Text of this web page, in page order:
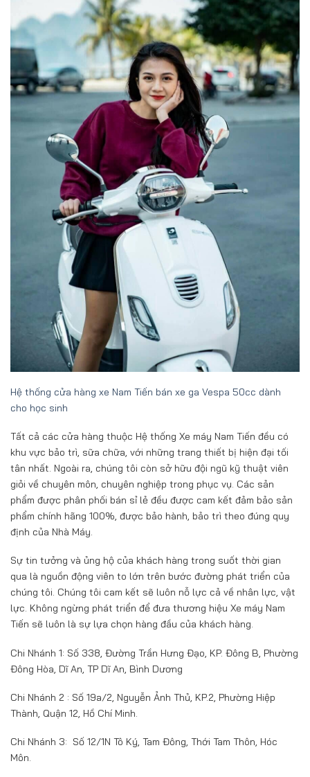
Hệ thống cửa hàng xe Nam Tiến bán xe ga Vespa 50cc dành
cho học sinh
Tất cả các cửa hàng thuộc Hệ thống Xe máy Nam Tiến đều có
khu vực bảo trì, sữa chữa, với những trang thiết bị hiện đại tối
tân nhất. Ngoài ra, chúng tôi còn sở hữu đội ngũ kỹ thuật viên
giỏi về chuyên môn, chuyên nghiệp trong phục vụ. Các sản
phẩm được phân phối bán sỉ lẻ đều được cam kết đảm bảo sản
phẩm chính hãng 100%, được bảo hành, bảo trì theo đúng quy
định của Nhà Máy.
Sự tin tưởng và ủng hộ của khách hàng trong suốt thời gian
qua là nguồn động viên to lớn trên bước đường phát triển của
chúng tôi. Chúng tôi cam kết sẽ luôn nỗ lực cả về nhân lực, vật
lực. Không ngừng phát triển để đưa thương hiệu Xe máy Nam
Tiến sẽ luôn là sự lựa chọn hàng đầu của khách hàng.
Chi Nhánh 1: Số 338, Đường Trần Hưng Đạo, KP. Đông B, Phường
Đông Hòa, Dĩ An, TP Dĩ An, Bình Dương
Chi Nhánh 2 : Số 19a/2, Nguyễn Ảnh Thủ, KP.2, Phường Hiệp
Thành, Quận 12, Hồ Chí Minh.
Chi Nhánh 3: Số 12/1N Tô Ký, Tam Đông, Thới Tam Thôn, Hóc
Môn.